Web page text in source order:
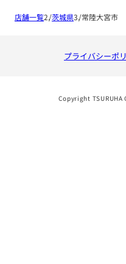
店舗一覧 茨城県 常陸大宮市
プライバシーポ
Copyright